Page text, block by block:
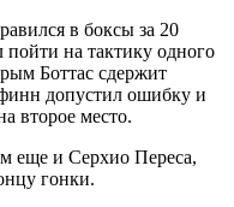
в боксы за 20
на тактику одного
Боттас сдержит
допустил ошибку и
второе место.
еще и Серхио Переса,
гонки.